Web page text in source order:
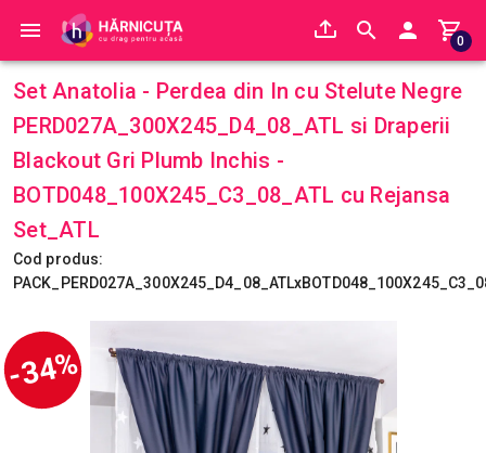
0
Set Anatolia - Perdea din In cu Stelute Negre
PERD027A_300X245_D4_08_ATL si Draperii
Blackout Gri Plumb Inchis -
BOTD048_100X245_C3_08_ATL cu Rejansa
Set_ATL
Cod produs:
-34%